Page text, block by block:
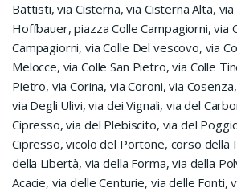
Battisti, via Cisterna, via Cisterna Alta,
Hoffbauer, piazza Colle Campagiorni, via
Campagiorni, via Colle Del vescovo, via
Melocce, via Colle San Pietro, via Colle
Pietro, via Corina, via Coroni, via
via Degli Ulivi, via dei Vignali, via del
Cipresso, via del Plebiscito, via del
Cipresso, vicolo del Portone, corso della
della Libertà, via della Forma, via della
Acacie, via delle Centurie, via delle Fonti,